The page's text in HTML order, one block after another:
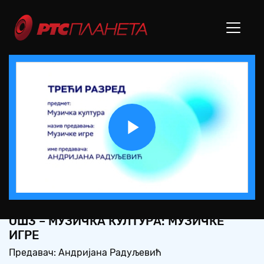
Play
Video
OШ3 – МУЗИЧКА КУЛТУРА: МУЗИЧКЕ
ИГРЕ
Предавач: Андријана Радуљевић